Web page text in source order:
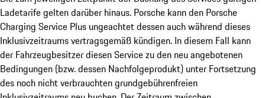
Ladetarife gelten darüber hinaus. Porsche kann den Porsche
Charging Service Plus ungeachtet dessen auch während dieses
Inklusivzeitraums vertragsgemäß kündigen. In diesem Fall kann
der Fahrzeugbesitzer diesen Service zu den neu angebotenen
Bedingungen (bzw. dessen Nachfolgeprodukt) unter Fortsetzung
des noch nicht verbrauchten grundgebührenfreien